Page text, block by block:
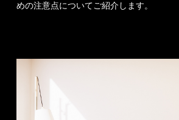
めの注意点についてご紹介します。